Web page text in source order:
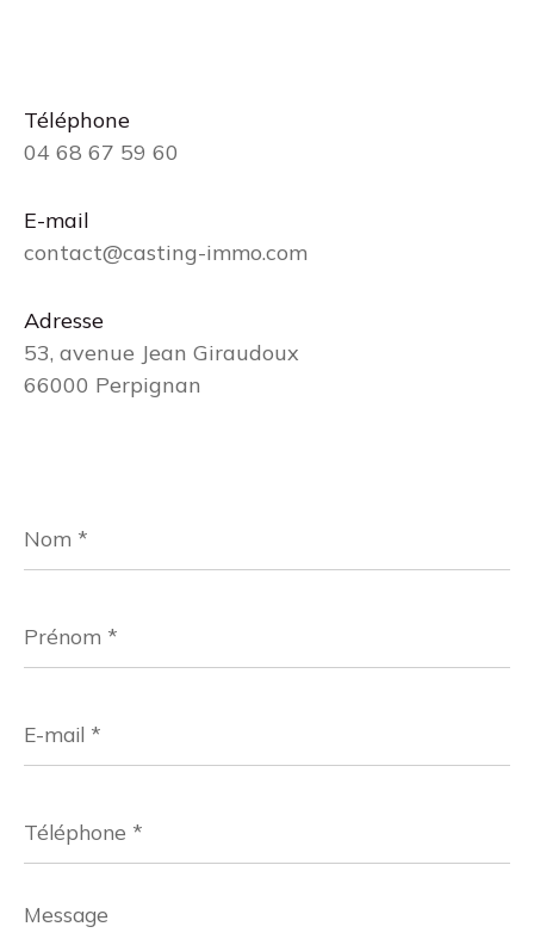
Téléphone
04 68 67 59 60
E-mail
contact@casting-immo.com
Adresse
53, avenue Jean Giraudoux
66000 Perpignan
*
*
mail
*
*
Message
*